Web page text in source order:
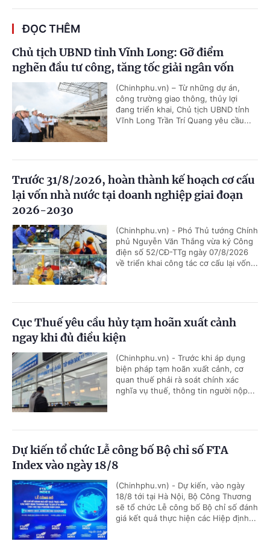
ĐỌC THÊM
Chủ tịch UBND tỉnh Vĩnh Long: Gỡ điểm
nghẽn đầu tư công, tăng tốc giải ngân vốn
(Chinhphu.vn) – Từ những dự án,
công trường giao thông, thủy lợi
đang triển khai, Chủ tịch UBND tỉnh
Vĩnh Long Trần Trí Quang yêu cầu...
Trước 31/8/2026, hoàn thành kế hoạch cơ cấu
lại vốn nhà nước tại doanh nghiệp giai đoạn
2026-2030
(Chinhphu.vn) - Phó Thủ tướng Chính
phủ Nguyễn Văn Thắng vừa ký Công
điện số 52/CĐ-TTg ngày 07/8/2026
về triển khai công tác cơ cấu lại vốn...
Cục Thuế yêu cầu hủy tạm hoãn xuất cảnh
ngay khi đủ điều kiện
(Chinhphu.vn) - Trước khi áp dụng
biện pháp tạm hoãn xuất cảnh, cơ
quan thuế phải rà soát chính xác
nghĩa vụ thuế, thông tin người nộp...
Dự kiến tổ chức Lễ công bố Bộ chỉ số FTA
Index vào ngày 18/8
(Chinhphu.vn) - Dự kiến, vào ngày
18/8 tới tại Hà Nội, Bộ Công Thương
sẽ tổ chức Lễ công bố Bộ chỉ số đánh
giá kết quả thực hiện các Hiệp định...